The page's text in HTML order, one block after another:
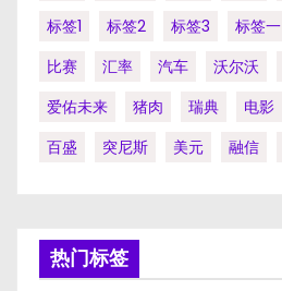
标签1 标签2 标签3 标签一
比赛
汇率 汽车 沃尔沃
爱佑未来
猪肉 瑞典 电影
百盛
突尼斯 美元 融信
热门标签